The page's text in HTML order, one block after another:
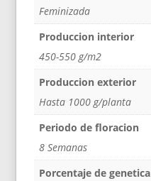
Feminizada
Produccion interior
450-550 g/m2
Produccion exterior
Hasta 1000 g/planta
Periodo de floracion
8 Semanas
Porcentaje de genetica